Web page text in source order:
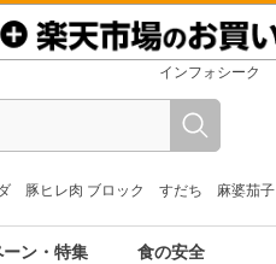
インフォシーク
豚ヒレ肉 ブロック すだち 麻婆茄子
ン・特集 食の安全